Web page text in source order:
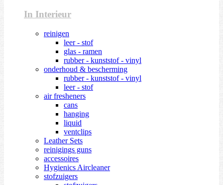
In Interieur
reinigen
leer - stof
glas - ramen
rubber - kunststof - vinyl
onderhoud & bescherming
rubber - kunststof - vinyl
leer - stof
air fresheners
cans
hanging
liquid
ventclips
Leather Sets
reinigings guns
accessoires
Hygienics Aircleaner
stofzuigers